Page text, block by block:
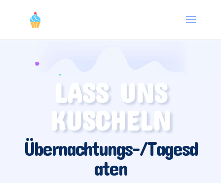
LASS UNS
KUSCHELN
Übernachtungs-/Tagesd
aten